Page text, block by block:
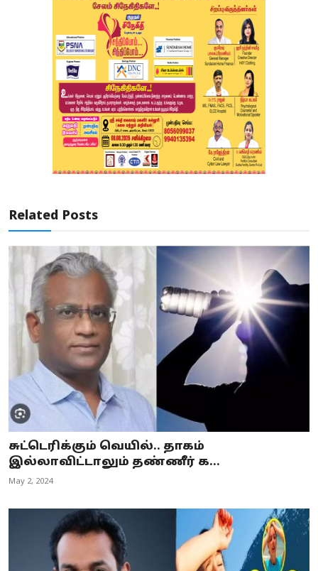
Related Posts
சுட்டெரிக்கும் வெயில்.. தாகம்
இல்லாவிட்டாலும் தண்ணீர் க...
May 2, 2024